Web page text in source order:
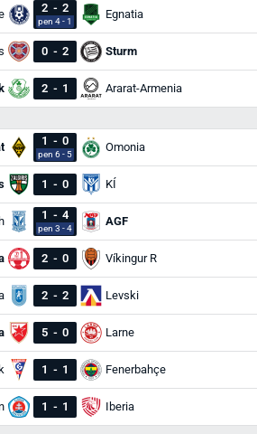
2 - 2
pen 4 - 1
Egnatia
0 - 2 Sturm
2 - 1 Ararat-Armenia
1 - 0
pen 6 - 5
Omonia
1 - 0 KÍ
1 - 4
pen 3 - 4
AGF
2 - 0 Víkingur R
2 - 2 Levski
5 - 0 Larne
1 - 1 Fenerbahçe
1 - 1 Iberia